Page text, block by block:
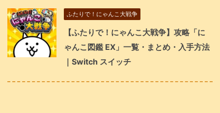
ふたりで！にゃんこ大戦争
【ふたりで！にゃんこ大戦争】攻略「に
ゃんこ図鑑 EX」一覧・まとめ・入手方法
｜Switch スイッチ